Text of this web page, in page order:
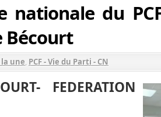
nationale du
Bécourt
la une, PCF - Vie du Parti - CN
FEDERATION